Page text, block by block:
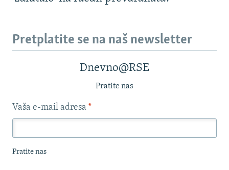
Pretplatite se na naš newsletter
Dnevno@RSE
Pratite nas
Vaša e-mail adresa *
Pratite nas